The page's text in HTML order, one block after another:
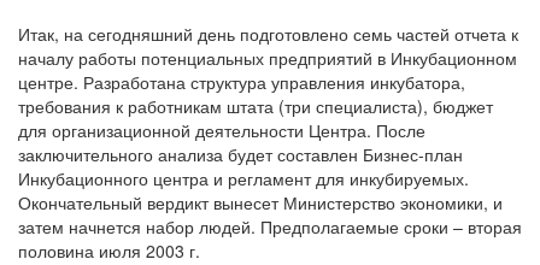
Итак, на сегодняшний день подготовлено семь частей отчета к
началу работы потенциальных предприятий в Инкубационном
центре. Разработана структура управления инкубатора,
требования к работникам штата (три специалиста), бюджет
для организационной деятельности Центра. После
заключительного анализа будет составлен Бизнес-план
Инкубационного центра и регламент для инкубируемых.
Окончательный вердикт вынесет Министерство экономики, и
затем начнется набор людей. Предполагаемые сроки – вторая
половина июля 2003 г.